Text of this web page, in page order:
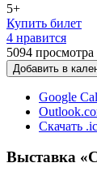
5+
Купить билет
4 нравится
5094 просмотра
Добавить в
Google
Скачать
Выставка